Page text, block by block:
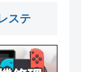
ステ